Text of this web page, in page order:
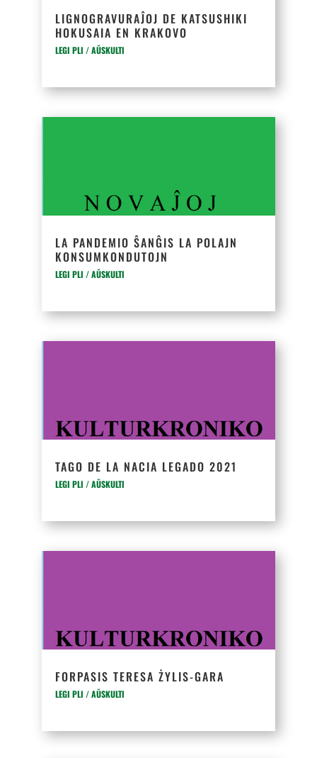
LIGNOGRAVURAĴOJ DE KATSUSHIKI
HOKUSAIA EN KRAKOVO
LEGI PLI / AŬSKULTI
LA PANDEMIO ŜANĜIS LA POLAJN
KONSUMKONDUTOJN
LEGI PLI / AŬSKULTI
TAGO DE LA NACIA LEGADO 2021
LEGI PLI / AŬSKULTI
FORPASIS TERESA ŻYLIS-GARA
LEGI PLI / AŬSKULTI